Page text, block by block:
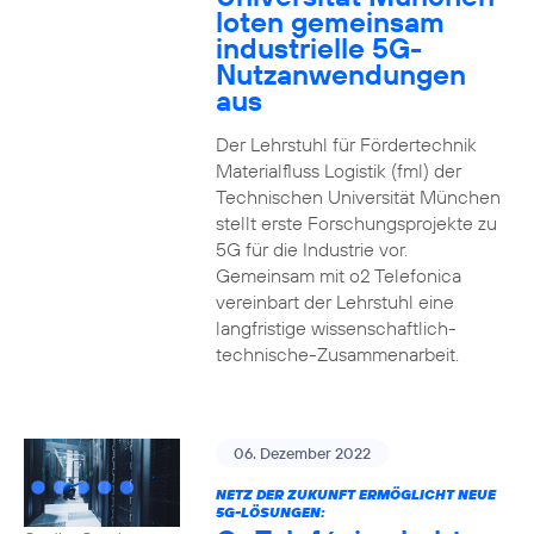
loten gemeinsam
industrielle 5G-
Nutzanwendungen
aus
Der Lehrstuhl für Fördertechnik
Materialfluss Logistik (fml) der
Technischen Universität München
stellt erste Forschungsprojekte zu
5G für die Industrie vor.
Gemeinsam mit o2 Telefonica
vereinbart der Lehrstuhl eine
langfristige wissenschaftlich-
technische-Zusammenarbeit.
06. Dezember 2022
NETZ DER ZUKUNFT ERMÖGLICHT NEUE
5G-LÖSUNGEN: